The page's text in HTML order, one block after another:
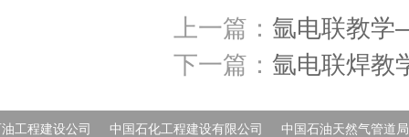
上一篇： 氩电联教
下一篇： 氩电联焊
工程建设公司 中国石化工程建设有限公司 中国石油天然气管道局